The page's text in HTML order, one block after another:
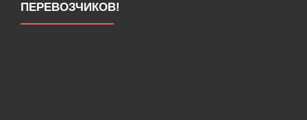
ПЕРЕВОЗЧИКОВ!